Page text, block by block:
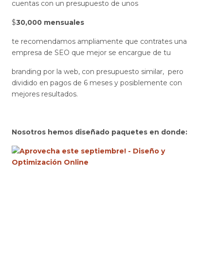
cuentas con un presupuesto de unos
$30,000 mensuales
te recomendamos ampliamente que contrates una
empresa de SEO que mejor se encargue de tu
branding por la web, con presupuesto similar, pero
dividido en pagos de 6 meses y posiblemente con
mejores resultados.
Nosotros hemos diseñado paquetes en donde: